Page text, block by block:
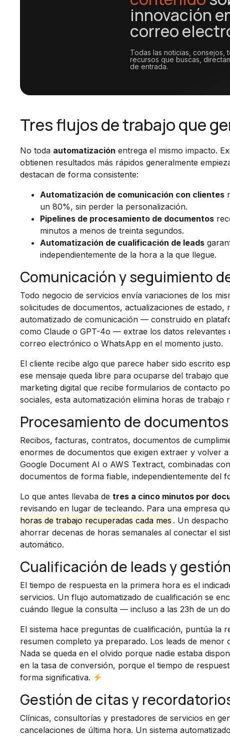
innovación
correo
Todas las noticias, consejos,
recursos que buscas,
de entrada.
Tres flujos de trabajo que
No toda automatización entrega el mismo impacto.
obtienen resultados más rápidos generalmente
destacan de forma consistente:
Automatización de comunicación con clientes
un 80%, sin perder la personalización.
Pipelines de procesamiento de documentos
minutos a menos de treinta segundos.
Automatización de cualificación de leads
independientemente de la hora a la que llegue.
Comunicación y seguimiento
Todo negocio de servicios envía variaciones de los
solicitudes de documentos, actualizaciones de
automatizado de comunicación — construido en
como Claude o GPT-4o — extrae los datos
correo electrónico o WhatsApp en el momento justo.
El cliente recibe algo que parece haber sido escrito
ese mensaje queda libre para ocuparse del trabajo
marketing digital que recibe formularios de contacto
sociales, esta automatización elimina horas de trabajo
Procesamiento de
Recibos, facturas, contratos, documentos de
enormes de documentos que exigen extraer y volver
Google Document AI o AWS Textract, combinadas
documentos de forma fiable, independientemente del
Lo que antes llevaba de tres a cinco minutos por
revisando en lugar de tecleando. Para una empresa
horas de trabajo recuperadas cada mes . Un
ahorrar decenas de horas semanales al conectar el
automático.
Cualificación de leads y
El tiempo de respuesta en la primera hora es el
servicios. Un flujo automatizado de cualificación se
cuándo llegue la consulta — incluso a las 23h de un
El sistema hace preguntas de cualificación, puntúa la
resumen completo ya preparado. Los leads de
Nada se queda en el olvido porque nadie estaba
en la tasa de conversión, porque el tiempo de
forma significativa.
Gestión de citas y
Clínicas, consultorías y prestadores de servicios en
cancelaciones de última hora. Un sistema